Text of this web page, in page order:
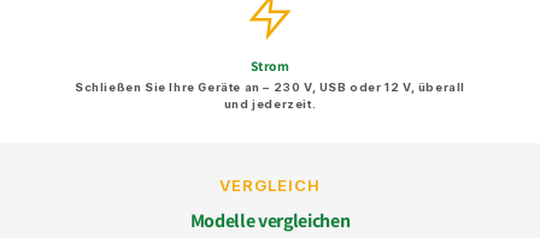
Strom
Schließen Sie Ihre Geräte an – 230 V, USB oder 12 V, überall
und jederzeit.
VERGLEICH
Modelle vergleichen